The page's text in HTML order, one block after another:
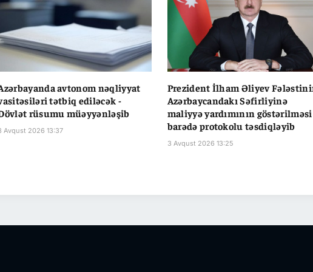
avtonom nəqliyyat
tətbiq ediləcək -
rüsumu müəyyənləşib
Avqust 2026 13:37
Prezident İlham Əliyev
Azərbaycandakı Səfirliyinə
maliyyə yardımının göstərilməsi
barədə protokolu təsdiqləyib
3 Avqust 2026 13:25